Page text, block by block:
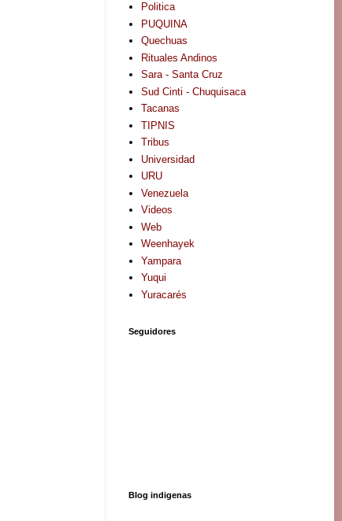
Politica
PUQUINA
Quechuas
Rituales Andinos
Sara - Santa Cruz
Sud Cinti - Chuquisaca
Tacanas
TIPNIS
Tribus
Universidad
URU
Venezuela
Videos
Web
Weenhayek
Yampara
Yuqui
Yuracarés
Seguidores
Blog indigenas